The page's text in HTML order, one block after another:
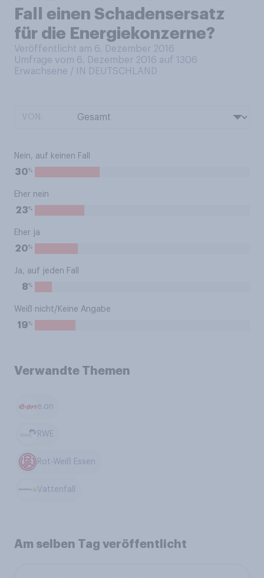
Fall einen Schadensersatz
für die Energiekonzerne?
Veröffentlicht am 6. Dezember 2016
Umfrage vom 6. Dezember 2016 auf 1306
Erwachsene / IN DEUTSCHLAND
Nein, auf keinen Fall
30%
Eher nein
23%
Eher ja
20%
Ja, auf jeden Fall
8%
Weiß nicht/Keine Angabe
19%
Verwandte Themen
e.on
RWE
Rot-Weiß Essen
Vattenfall
Am selben Tag veröffentlicht